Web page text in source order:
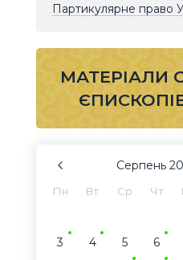
Партикулярне право
МАТЕРІАЛИ
Серпень
Пн Вт Ср Чт
3
4 5 6